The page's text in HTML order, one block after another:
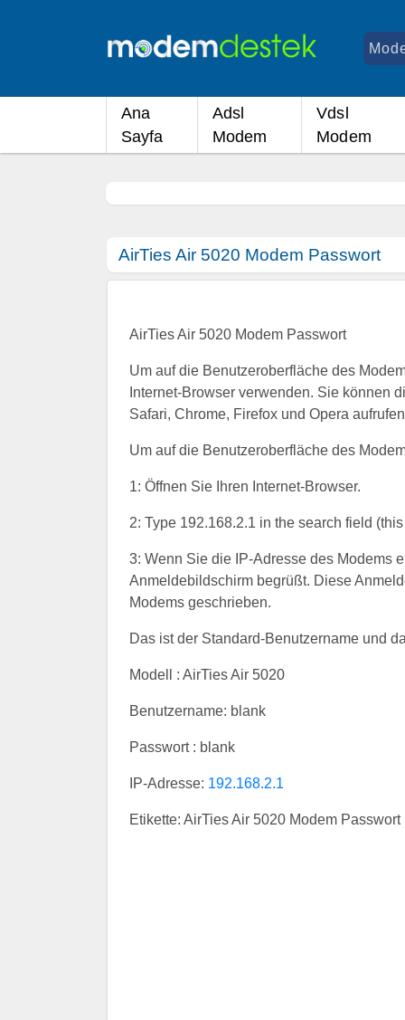
Ana
Sayfa
Adsl
Modem
Vdsl
Modem
AirTies Air 5020 Modem Passwort
AirTies Air 5020 Modem Passwort
Um auf die Benutzeroberfläche des
Internet-Browser verwenden. Sie können
Safari, Chrome, Firefox und Opera
Um auf die Benutzeroberfläche des
1: Öffnen Sie Ihren Internet-Browser.
2: Type 192.168.2.1 in the search field
3: Wenn Sie die IP-Adresse des Modems
Anmeldebildschirm begrüßt. Diese
Modems geschrieben.
Das ist der Standard-Benutzername und
Modell : AirTies Air 5020
Benutzername: blank
Passwort : blank
IP-Adresse: 192.168.2.1
Etikette: AirTies Air 5020 Modem Passwort